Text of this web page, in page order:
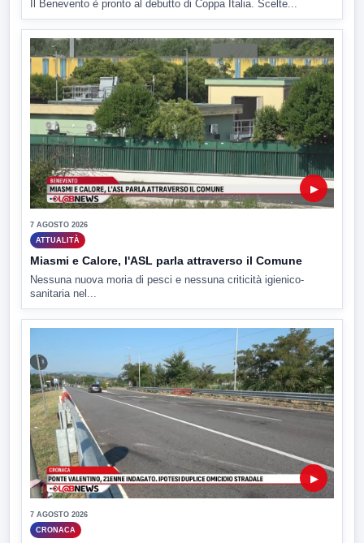
Il Benevento è pronto al debutto di Coppa Italia. Scelte...
▶
7 AGOSTO 2026
ATTUALITÀ
Miasmi e Calore, l'ASL parla attraverso il Comune
Nessuna nuova moria di pesci e nessuna criticità igienico-
sanitaria nel...
▶
7 AGOSTO 2026
CRONACA